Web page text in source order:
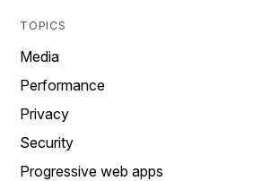
TOPICS
Media
Performance
Privacy
Security
Progressive web apps